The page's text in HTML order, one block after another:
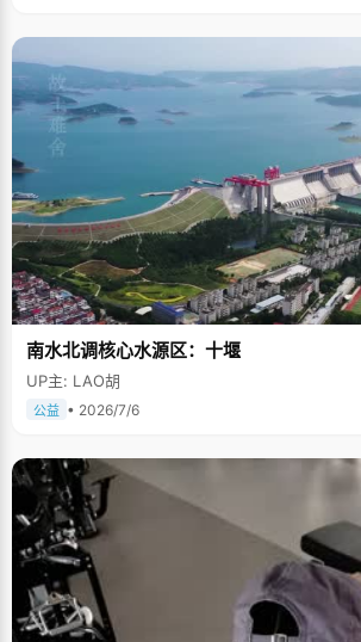
南水北调核心水源区：十堰
UP主: LAO胡
公益 • 2026/7/6